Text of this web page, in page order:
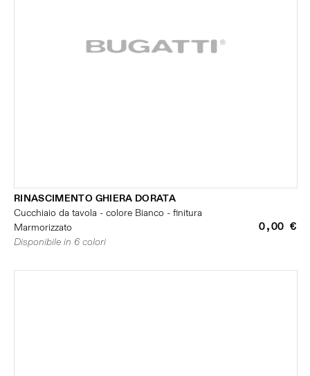
RINASCIMENTO GHIERA DORATA
Cucchiaio da tavola - colore Bianco - finitura
Marmorizzato
0,00 €
Disponibile in 6 colori